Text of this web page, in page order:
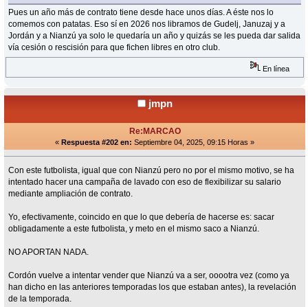
Pues un año más de contrato tiene desde hace unos días. A éste nos lo
comemos con patatas. Eso sí en 2026 nos libramos de Gudelj, Januzaj y a
Jordán y a Nianzú ya solo le quedaría un año y quizás se les pueda dar salida
vía cesión o rescisión para que fichen libres en otro club.
En línea
jmpn
Re:MARCAO
« Respuesta #202 en: Septiembre 04, 2025, 09:15 Horas »
Con este futbolista, igual que con Nianzú pero no por el mismo motivo, se ha
intentado hacer una campaña de lavado con eso de flexibilizar su salario
mediante ampliación de contrato.
Yo, efectivamente, coincido en que lo que debería de hacerse es: sacar
obligadamente a este futbolista, y meto en el mismo saco a Nianzú.
NO APORTAN NADA.
Cordón vuelve a intentar vender que Nianzú va a ser, ooootra vez (como ya
han dicho en las anteriores temporadas los que estaban antes), la revelación
de la temporada.